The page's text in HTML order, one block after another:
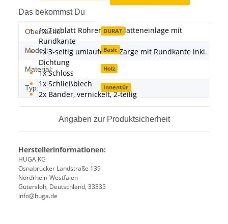
Das bekommst Du
1x Türblatt Röhrenspanplatteneinlage mit
Rundkante
1x 3-seitig umlaufende Zarge mit Rundkante inkl.
Dichtung
1x Schloss
1x Schließblech
2x Bänder, vernickelt, 2-teilig
Produkteigenschaft
Wert
Oberfläche: DURAT
Modell: Basic
Material: Holz
Typ: Innentür
Angaben zur Produktsicherheit
Herstellerinformationen:
HUGA KG
Osnabrücker Landstraße 139
Nordrhein-Westfalen
Gütersloh, Deutschland, 33335
info@huga.de